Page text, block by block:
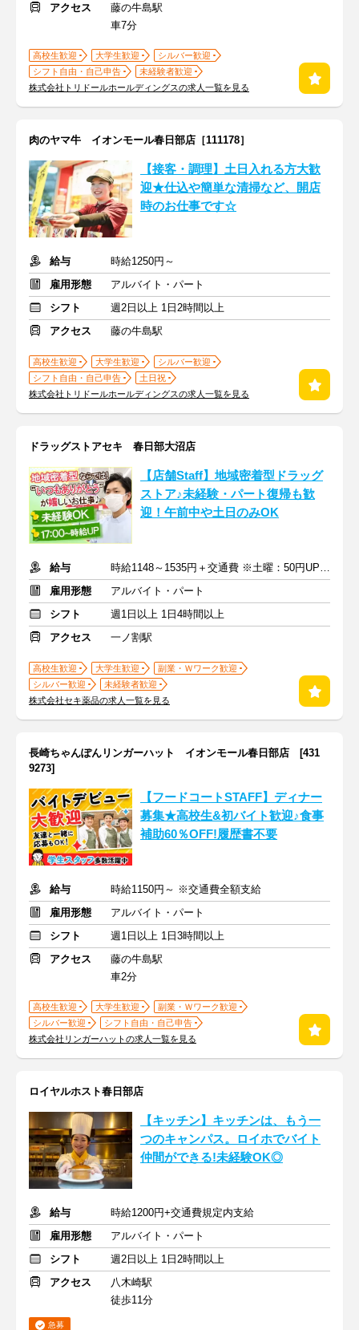
アクセス
藤の牛島駅
車7分
高校生歓迎 大学生歓迎
シルバー歓迎
シフト自由・自己申告
未経験者歓迎
株式会社トリドールホールディングスの求人一覧を見る
肉のヤマ牛 イオンモール春日部店［111178］
【接客・調理】土日入れる方大歓
迎★仕込や簡単な清掃など、開店
時のお仕事です☆
給与
時給1250円～
雇用形態
アルバイト・パート
シフト
週2日以上 1日2時間以上
アクセス
藤の牛島駅
高校生歓迎 大学生歓迎
シルバー歓迎
シフト自由・自己申告
土日祝
株式会社トリドールホールディングスの求人一覧を見る
ドラッグストアセキ 春日部大沼店
【店舗Staff】地域密着型ドラッグ
ストア♪未経験・パート復帰も歓
迎！午前中や土日のみOK
給与
時給1148～1535円＋交通費 ※土曜：50円UP/日曜・祝日：100円UP
雇用形態
アルバイト・パート
シフト
週1日以上 1日4時間以上
アクセス
一ノ割駅
高校生歓迎 大学生歓迎
副業・Ｗワーク歓迎
シルバー歓迎
未経験者歓迎
株式会社セキ薬品の求人一覧を見る
長崎ちゃんぽんリンガーハット イオンモール春日部店 [431
9273]
【フードコートSTAFF】ディナー
募集★高校生&初バイト歓迎♪食事
補助60％OFF!履歴書不要
給与
時給1150円～ ※交通費全額支給
雇用形態
アルバイト・パート
シフト
週1日以上 1日3時間以上
アクセス
藤の牛島駅
車2分
高校生歓迎 大学生歓迎
副業・Ｗワーク歓迎
シルバー歓迎
シフト自由・自己申告
株式会社リンガーハットの求人一覧を見る
ロイヤルホスト春日部店
【キッチン】キッチンは、もう一
つのキャンパス。ロイホでバイト
仲間ができる!未経験OK◎
給与
時給1200円+交通費規定内支給
雇用形態
アルバイト・パート
シフト
週2日以上 1日2時間以上
アクセス
八木崎駅
徒歩11分
急募